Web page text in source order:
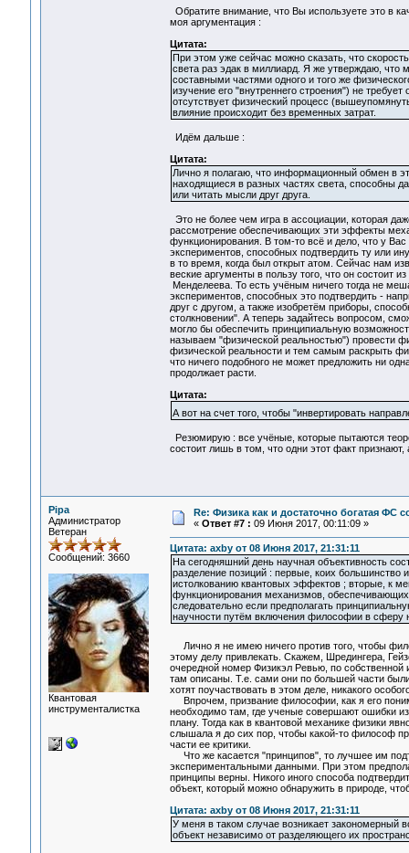
Обратите внимание, что Вы используете это в
моя аргументация :
Цитата:
При этом уже сейчас можно сказать, что
света раз эдак в миллиард. Я же утверждаю,
составными частями одного и того же
изучение его "внутреннего строения") не
отсутствует физический процесс
влияние происходит без временных затрат.
Идём дальше :
Цитата:
Лично я полагаю, что информационный обмен в
находящиеся в разных частях света, способны
или читать мысли друг друга.
Это не более чем игра в ассоциации, которая
рассмотрение обеспечивающих эти эффекты
функционирования. В том-то всё и дело, что у
экспериментов, способных подтвердить ту или
в то время, когда был открыт атом. Сейчас нам
веские аргументы в пользу того, что он состоит
Менделеева. То есть учёным ничего тогда не
экспериментов, способных это подтвердить -
друг с другом, а также изобретём приборы,
столкновении". А теперь задайтесь вопросом,
могло бы обеспечить принципиальную
называем "физической реальностью") провести
физической реальности и тем самым раскрыть
что ничего подобного не может предложить ни
продолжает расти.
Цитата:
А вот на счет того, чтобы "инвертировать
Резюмирую : все учёные, которые пытаются
состоит лишь в том, что одни этот факт признают,
Pipa
Администратор
Ветеран
Сообщений: 3660
Квантовая
инструменталистка
Re: Физика как и достаточно богатая ФС
« Ответ #7 : 09 Июня 2017, 00:11:09 »
Цитата: axby от 08 Июня 2017, 21:31:11
На сегодняшний день научная объективность
разделение позиций : первые, коих
истолкованию квантовых эффектов ; вторые, к
функционирования механизмов,
следовательно если предполагать
научности путём включения философии в сферу
Лично я не имею ничего против того, чтобы
этому делу привлекать. Скажем, Шредингера,
очередной номер Физикэл Ревью, по
там описаны. Т.е. сами они по большей части
хотят поучаствовать в этом деле, никакого
Впрочем, призвание философии, как я его
необходимо там, где ученые совершают ошибки
плану. Тогда как в квантовой механике физики
слышала я до сих пор, чтобы какой-то философ
части ее критики.
Что же касается "принципов", то лучшее им
экспериментальными данными. При этом
принципы верны. Никого иного способа
объект, который можно обнаружить в природе,
Цитата: axby от 08 Июня 2017, 21:31:11
У меня в таком случае возникает закономерный
объект независимо от разделяющего их